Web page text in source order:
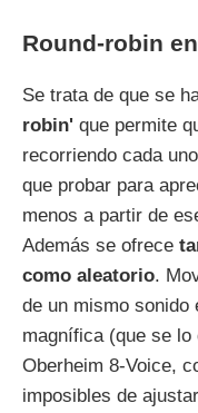
Round-robin
Se trata de que se
robin' que permite
recorriendo cada
que probar para
menos a partir de
Además se ofrece
como aleatorio.
de un mismo sonido
magnífica (que se lo
Oberheim 8-Voice,
imposibles de